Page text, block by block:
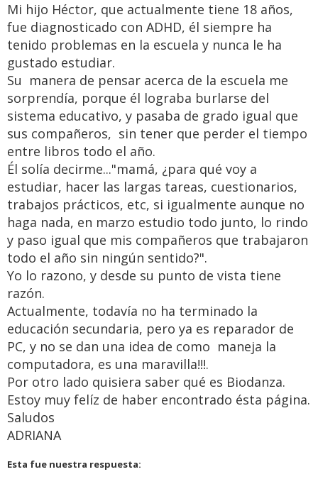
Mi hijo Héctor, que actualmente tiene 18 años,
fue diagnosticado con ADHD, él siempre ha
tenido problemas en la escuela y nunca le ha
gustado estudiar.
Su manera de pensar acerca de la escuela me
sorprendía, porque él lograba burlarse del
sistema educativo, y pasaba de grado igual que
sus compañeros, sin tener que perder el tiempo
entre libros todo el año.
Él solía decirme..."mamá, ¿para qué voy a
estudiar, hacer las largas tareas, cuestionarios,
trabajos prácticos, etc, si igualmente aunque no
haga nada, en marzo estudio todo junto, lo rindo
y paso igual que mis compañeros que trabajaron
todo el año sin ningún sentido?".
Yo lo razono, y desde su punto de vista tiene
razón.
Actualmente, todavía no ha terminado la
educación secundaria, pero ya es reparador de
PC, y no se dan una idea de como maneja la
computadora, es una maravilla!!!.
Por otro lado quisiera saber qué es Biodanza.
Estoy muy felíz de haber encontrado ésta página.
Saludos
ADRIANA
Esta fue nuestra respuesta: